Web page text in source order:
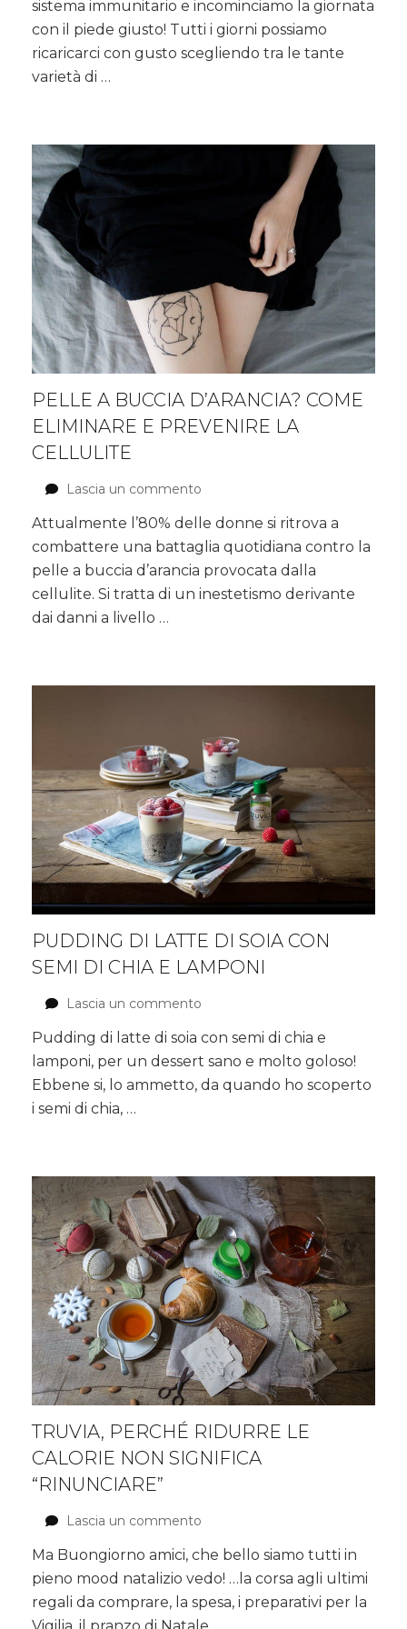
ci
fanno
stare
bene
sistema immunitario e incominciamo la giornata
con il piede giusto! Tutti i giorni possiamo
ricaricarci con gusto scegliendo tra le tante
varietà di …
PELLE A BUCCIA D’ARANCIA? COME
ELIMINARE E PREVENIRE LA
CELLULITE
Lascia un commento
a
buccia
d’arancia?
eliminare
Attualmente l’80% delle donne si ritrova a
combattere una battaglia quotidiana contro la
pelle a buccia d’arancia provocata dalla
cellulite. Si tratta di un inestetismo derivante
dai danni a livello …
PUDDING DI LATTE DI SOIA CON
SEMI DI CHIA E LAMPONI
Lascia un commento
di
latte
di
chia
e
lamponi
Pudding di latte di soia con semi di chia e
lamponi, per un dessert sano e molto goloso!
Ebbene si, lo ammetto, da quando ho scoperto
i semi di chia, …
TRUVIA, PERCHÉ RIDURRE LE
CALORIE NON SIGNIFICA
“RINUNCIARE”
Lascia un commento
perché
ridurre
le
Ma Buongiorno amici, che bello siamo tutti in
pieno mood natalizio vedo! …la corsa agli ultimi
regali da comprare, la spesa, i preparativi per la